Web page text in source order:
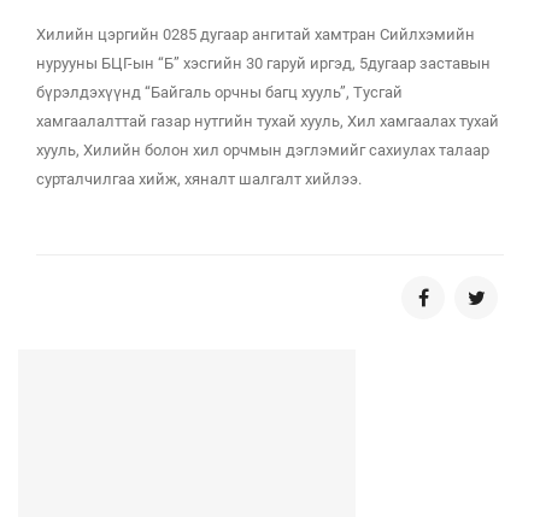
Хилийн цэргийн 0285 дугаар ангитай хамтран Сийлхэмийн
нурууны БЦГ-ын “Б” хэсгийн 30 гаруй иргэд, 5дугаар заставын
бүрэлдэхүүнд “Байгаль орчны багц хууль”, Тусгай
хамгаалалттай газар нутгийн тухай хууль, Хил хамгаалах тухай
хууль, Хилийн болон хил орчмын дэглэмийг сахиулах талаар
сурталчилгаа хийж, хяналт шалгалт хийлээ.